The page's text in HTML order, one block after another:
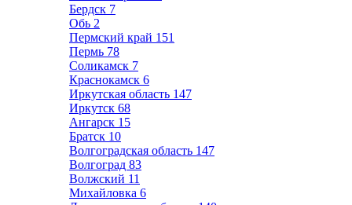
Бердск 7
Обь 2
Пермский край 151
Пермь 78
Соликамск 7
Краснокамск 6
Иркутская область 147
Иркутск 68
Ангарск 15
Братск 10
Волгоградская область 147
Волгоград 83
Волжский 11
Михайловка 6